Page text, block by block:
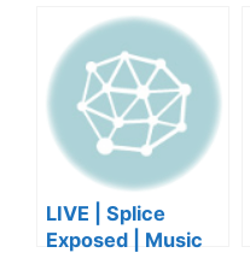
negative mental
wellbeing |
Musicians’ Union
LIVE | Splice
Exposed | Music